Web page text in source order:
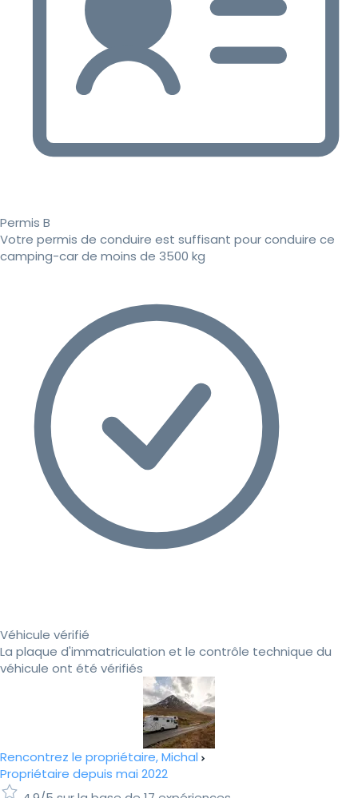
Permis B
Votre permis de conduire est suffisant pour conduire ce
camping-car de moins de 3500 kg
Véhicule vérifié
La plaque d'immatriculation et le contrôle technique du
véhicule ont été vérifiés
Rencontrez le propriétaire, Michal
Propriétaire depuis mai 2022